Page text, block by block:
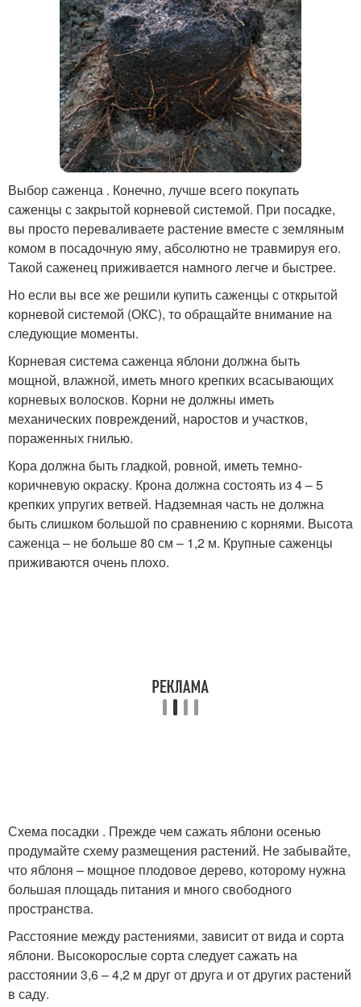
Выбор саженца . Конечно, лучше всего покупать
саженцы с закрытой корневой системой. При посадке,
вы просто переваливаете растение вместе с земляным
комом в посадочную яму, абсолютно не травмируя его.
Такой саженец приживается намного легче и быстрее.
Но если вы все же решили купить саженцы с открытой
корневой системой (ОКС), то обращайте внимание на
следующие моменты.
Корневая система саженца яблони должна быть
мощной, влажной, иметь много крепких всасывающих
корневых волосков. Корни не должны иметь
механических повреждений, наростов и участков,
пораженных гнилью.
Кора должна быть гладкой, ровной, иметь темно-
коричневую окраску. Крона должна состоять из 4 – 5
крепких упругих ветвей. Надземная часть не должна
быть слишком большой по сравнению с корнями. Высота
саженца – не больше 80 см – 1,2 м. Крупные саженцы
приживаются очень плохо.
Схема посадки . Прежде чем сажать яблони осенью
продумайте схему размещения растений. Не забывайте,
что яблоня – мощное плодовое дерево, которому нужна
большая площадь питания и много свободного
пространства.
Расстояние между растениями, зависит от вида и сорта
яблони. Высокорослые сорта следует сажать на
расстоянии 3,6 – 4,2 м друг от друга и от других растений
в саду.